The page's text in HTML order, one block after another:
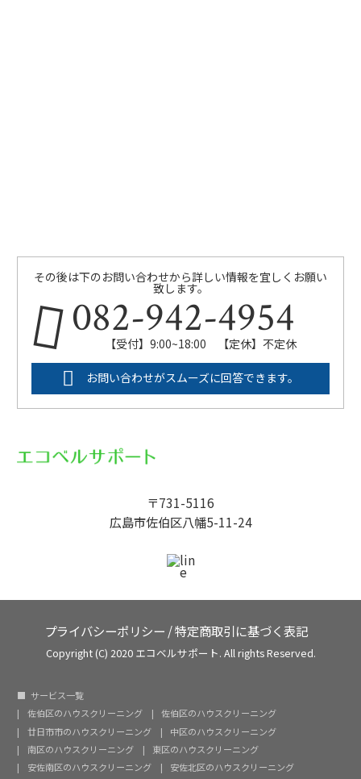
その後は下のお問い合わせから詳しい情報を宜しくお願い
致します。
082-942-4954
【受付】9:00~18:00 【定休】不定休
お問い合わせがスムーズに回答できます。
〒731-5116
広島市佐伯区八幡5-11-24
プライバシーポリシー /特定商取引に基づく表記
Copyright (C) 2020 エコベルサポート. All rights Reserved.
サービス一覧
佐伯区のハウスクリーニング
佐伯区のハウスクリーニング
廿日市市のハウスクリーニング
中区のハウスクリーニング
南区のハウスクリーニング
東区のハウスクリーニング
安佐南区のハウスクリーニング
安佐北区のハウスクリーニング